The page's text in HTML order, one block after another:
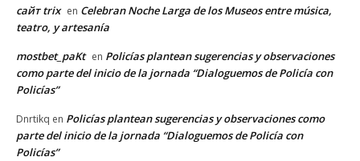
сайт trix en Celebran Noche Larga de los Museos entre música,
teatro, y artesanía
mostbet_paKt en Policías plantean sugerencias y observaciones
como parte del inicio de la jornada “Dialoguemos de Policía con
Policías”
Dnrtikq en Policías plantean sugerencias y observaciones como
parte del inicio de la jornada “Dialoguemos de Policía con
Policías”